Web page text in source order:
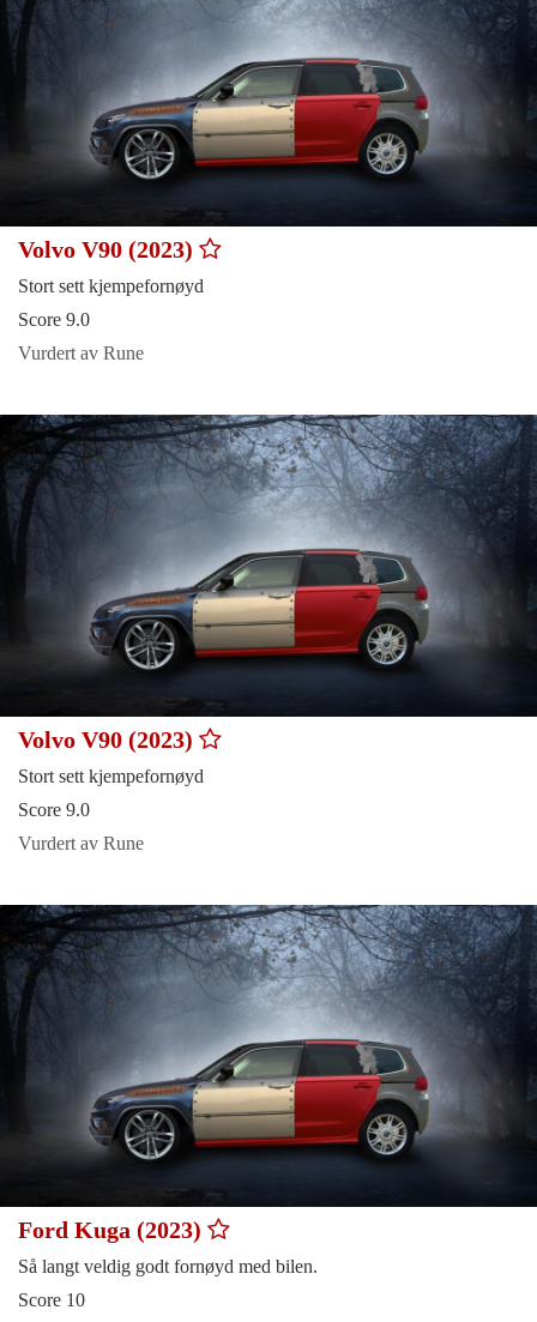
Volvo V90 (2023)
Stort sett kjempefornøyd
Score 9.0
Vurdert av Rune
Volvo V90 (2023)
Stort sett kjempefornøyd
Score 9.0
Vurdert av Rune
Ford Kuga (2023)
Så langt veldig godt fornøyd med bilen.
Score 10